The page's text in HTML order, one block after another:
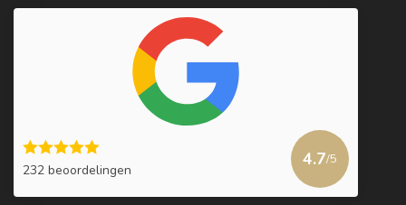
232 beoordelingen
4.7/5